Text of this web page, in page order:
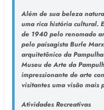
Além de sua beleza
uma rica história cultural.
de 1940 pelo renomado
pelo paisagista Burle
arquitetônico da
Museu de Arte da
impressionante de arte
visitantes uma visão mais
Atividades Recreativas